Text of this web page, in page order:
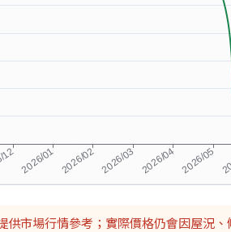
供市場行情參考；實際價格仍會因屋況、